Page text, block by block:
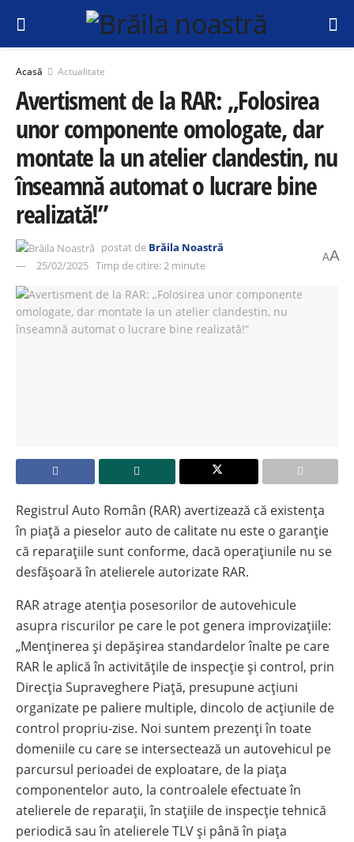
Acasă Actualitate
Avertisment de la RAR: „Folosirea
unor componente omologate, dar
montate la un atelier clandestin, nu
înseamnă automat o lucrare bine
realizată!”
postat de Brăila Noastră
25/02/2025 Timp de citire: 2 minute
AA
Registrul Auto Român (RAR) avertizează că existența
în piață a pieselor auto de calitate nu este o garanție
că reparațiile sunt conforme, dacă operațiunile nu se
desfășoară în atelierele autorizate RAR.
RAR atrage atenția posesorilor de autovehicule
asupra riscurilor pe care le pot genera improvizațiile:
„Menținerea și depășirea standardelor înalte pe care
RAR le aplică în activitățile de inspecție și control, prin
Direcția Supraveghere Piață, presupune acțiuni
organizate pe paliere multiple, dincolo de acțiunile de
control propriu-zise. Noi suntem prezenți în toate
domeniile cu care se intersectează un autovehicul pe
parcursul perioadei de exploatare, de la piața
componentelor auto, la controalele efectuate în
atelierele de reparații, în stațiile de inspecție tehnică
periodică sau în atelierele TLV și până în piața